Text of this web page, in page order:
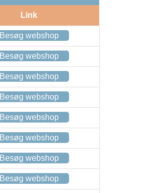
Link
Besøg webshop
Besøg webshop
Besøg webshop
Besøg webshop
Besøg webshop
Besøg webshop
Besøg webshop
Besøg webshop